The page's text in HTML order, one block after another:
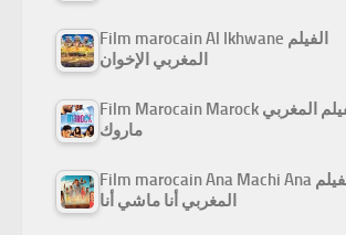
Film marocain Al Ikhwane الفيلم
المغربي الإخوان
Film Marocain Marock الفيلم المغربي
ماروك
Film marocain Ana Machi Ana الفيلم
المغربي أنا ماشي أنا